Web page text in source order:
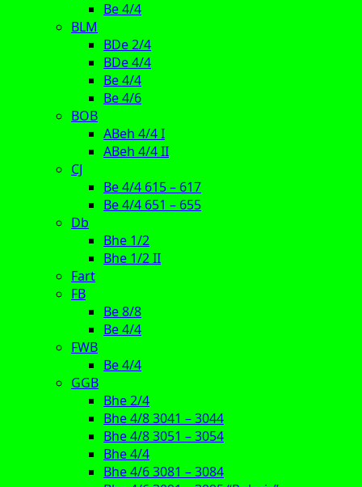
Be 4/4
BLM
BDe 2/4
BDe 4/4
Be 4/4
Be 4/6
BOB
ABeh 4/4 I
ABeh 4/4 II
CJ
Be 4/4 615 – 617
Be 4/4 651 – 655
Db
Bhe 1/2
Bhe 1/2 II
Fart
FB
Be 8/8
Be 4/4
FWB
Be 4/4
GGB
Bhe 2/4
Bhe 4/8 3041 – 3044
Bhe 4/8 3051 – 3054
Bhe 4/4
Bhe 4/6 3081 – 3084